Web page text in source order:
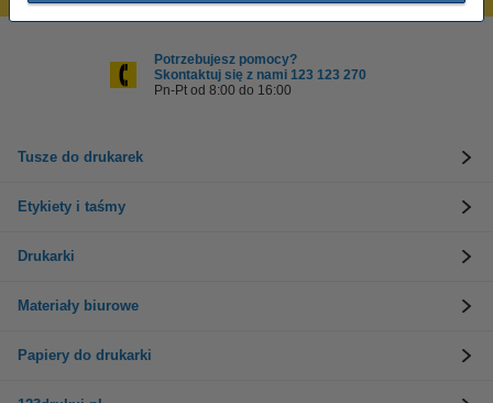
Potrzebujesz pomocy?
Skontaktuj się z nami 123 123 270
Pn-Pt od 8:00 do 16:00
Tusze do drukarek
Etykiety i taśmy
Drukarki
Materiały biurowe
Papiery do drukarki